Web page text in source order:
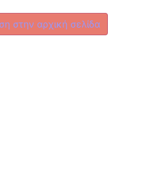
στην αρχική σελίδα